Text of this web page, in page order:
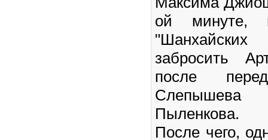
ой минуте,
"Шанхайских
забросить
после
Пыленкова.
После чего,